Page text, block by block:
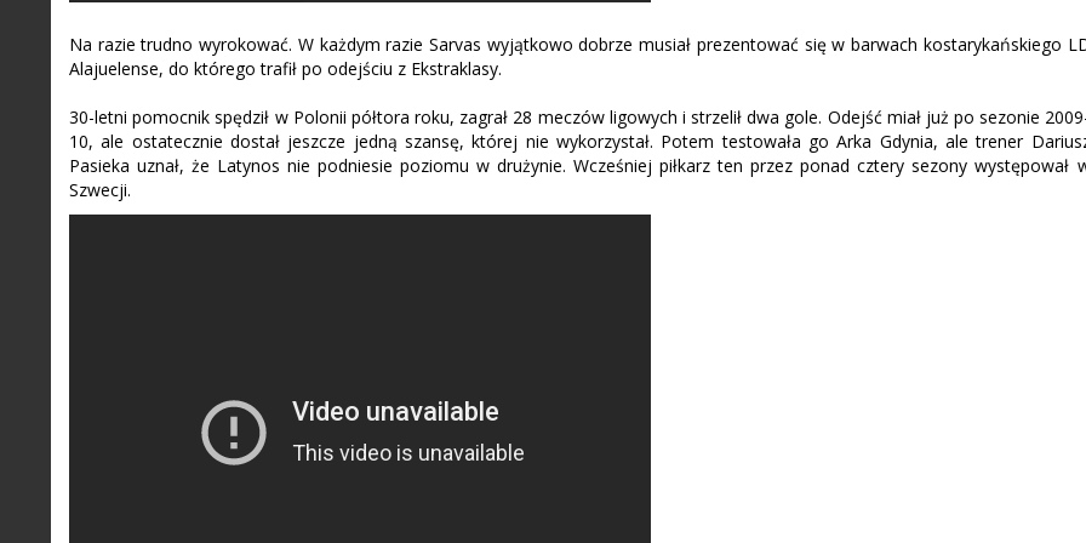
Na razie trudno wyrokować. W każdym razie Sarvas wyjątkowo dobrze musiał prezentować się w barwach kostarykańskiego
Alajuelense, do którego trafił po odejściu z Ekstraklasy.
30-letni pomocnik spędził w Polonii półtora roku, zagrał 28 meczów ligowych i strzelił dwa gole. Odejść miał już po sezonie
10, ale ostatecznie dostał jeszcze jedną szansę, której nie wykorzystał. Potem testowała go Arka Gdynia, ale trener
Pasieka uznał, że Latynos nie podniesie poziomu w drużynie. Wcześniej piłkarz ten przez ponad cztery sezony występował
Szwecji.